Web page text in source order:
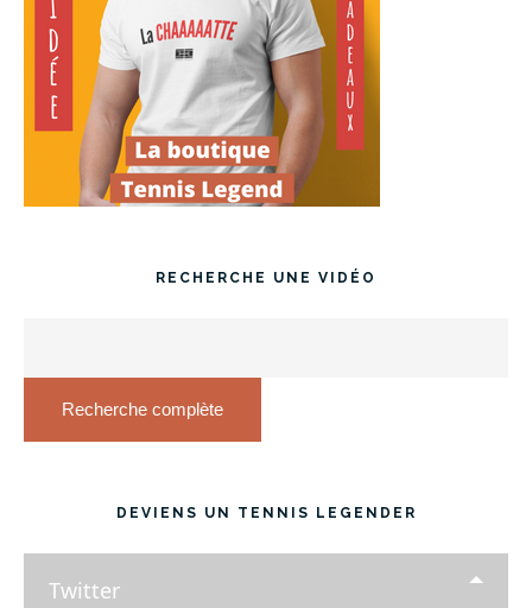
RECHERCHE UNE VIDÉO
Recherche complète
DEVIENS UN TENNIS LEGENDER
Twitter